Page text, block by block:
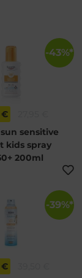
-43%*
€
sensitive
kids spray
200ml
-39%*
€